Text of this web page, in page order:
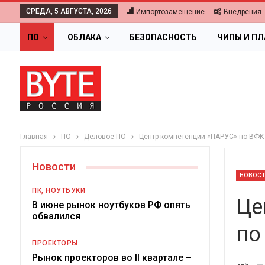
СРЕДА, 5 АВГУСТА, 2026 Импортозамещение Внедрения
ПО ОБЛАКА БЕЗОПАСНОСТЬ ЧИПЫ И
Главная ПО Деловое ПО Центр компетенции «ПАРУС» по ВФК
Новости
ПК, НОУТБУКИ
В июне рынок ноутбуков РФ опять
обвалился
ПРОЕКТОРЫ
Рынок проекторов во II квартале –